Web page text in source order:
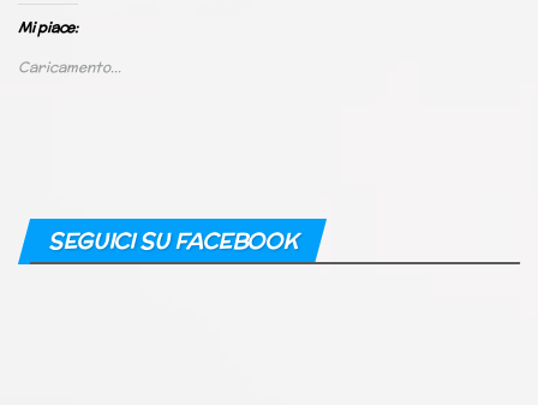
Mi piace:
Caricamento...
SEGUICI SU FACEBOOK